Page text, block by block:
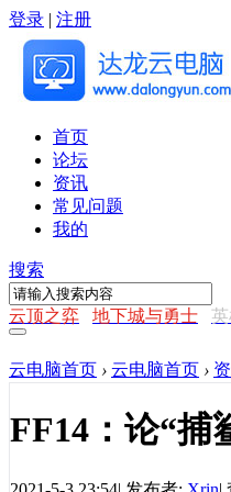
登录 | 注册
首页
论坛
资讯
常见问题
我的
搜索
云顶之弈 地下城与勇士
云电脑首页 › 云电脑首页 ›
FF14：论“捕